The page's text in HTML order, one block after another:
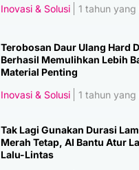
Inovasi & Solusi 1 tahun yang
Terobosan Daur Ulang Hard
Berhasil Memulihkan Lebih
Material Penting
Inovasi & Solusi
1 tahun yang
Tak Lagi Gunakan Durasi
Merah Tetap, AI Bantu Atur
Lalu-Lintas